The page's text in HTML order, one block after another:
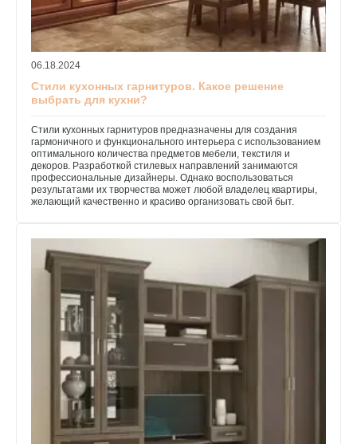
06.18.2024
Стили кухонных гарнитуров. Какое решение
выбрать для кухни?
Стили кухонных гарнитуров предназначены для создания
гармоничного и функционального интерьера с использованием
оптимального количества предметов мебели, текстиля и
декоров. Разработкой стилевых направлений занимаются
профессиональные дизайнеры. Однако воспользоваться
результатами их творчества может любой владелец квартиры,
желающий качественно и красиво организовать свой быт.